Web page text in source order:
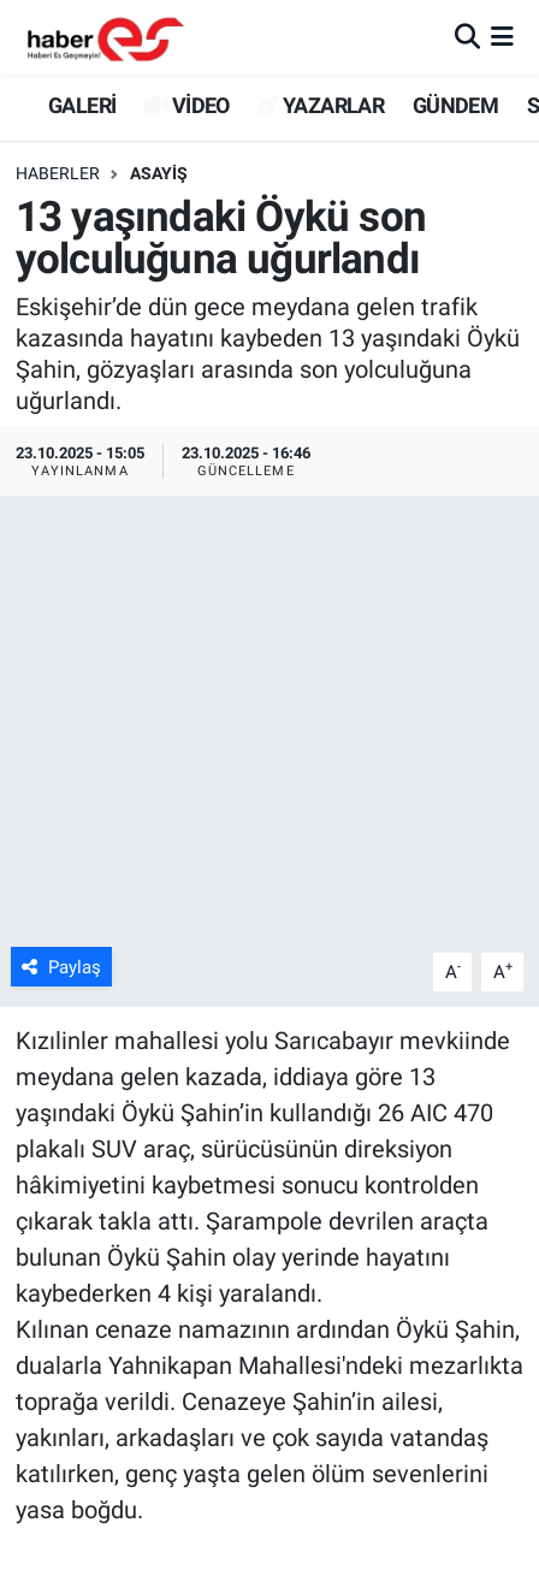
GALERİ VİDEO YAZARLAR GÜNDEM
HABERLER ASAYİŞ
13 yaşındaki Öykü son
yolculuğuna uğurlandı
Eskişehir’de dün gece meydana gelen trafik
kazasında hayatını kaybeden 13 yaşındaki Öykü
Şahin, gözyaşları arasında son yolculuğuna
uğurlandı.
23.10.2025 - 15:05
YAYINLANMA
23.10.2025 - 16:46
GÜNCELLEME
Paylaş A- A+
Kızılinler mahallesi yolu Sarıcabayır mevkiinde
meydana gelen kazada, iddiaya göre 13
yaşındaki Öykü Şahin’in kullandığı 26 AIC 470
plakalı SUV araç, sürücüsünün direksiyon
hâkimiyetini kaybetmesi sonucu kontrolden
çıkarak takla attı. Şarampole devrilen araçta
bulunan Öykü Şahin olay yerinde hayatını
kaybederken 4 kişi yaralandı.
Kılınan cenaze namazının ardından Öykü Şahin,
dualarla Yahnikapan Mahallesi'ndeki mezarlıkta
toprağa verildi. Cenazeye Şahin’in ailesi,
yakınları, arkadaşları ve çok sayıda vatandaş
katılırken, genç yaşta gelen ölüm sevenlerini
yasa boğdu.
GALERİ
YAZARLAR
GÜNDEM
SİYASET
TEKNOLOJİ
EKONOMİ
Eskişehir Nöbetçi Eczaneler
Eskişehir Trafik Yoğunluk Haritası
Süper Lig Puan Durumu ve Fikstür
Tüm Manşetler
Son Dakika Haberleri
Haber Arşivi